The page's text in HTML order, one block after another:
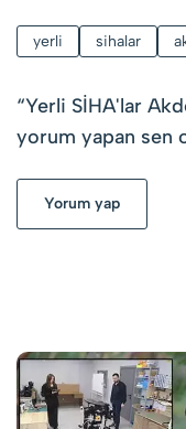
yerli sihalar
“Yerli SİHA'lar
yorum yapan sen
Yorum yap